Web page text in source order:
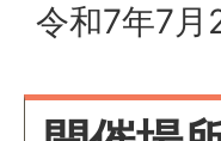
令和7年7月